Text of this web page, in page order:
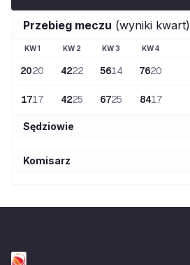
Przebieg meczu (wyniki kwart)
KW1 KW 2 KW3 KW4
2020 4222 5614 7620
1717 4225 6725 8417
Sędziowie
Komisarz